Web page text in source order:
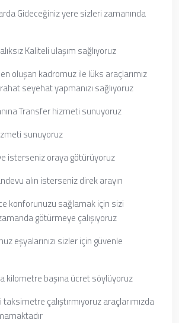
Gideceğiniz yere sizleri zamanında
Kaliteli ulaşım sağlıyoruz
oluşan kadromuz ile lüks araçlarımız
seyehat yapmanızı sağlıyoruz
Transfer hizmeti sunuyoruz
sunuyoruz
isterseniz oraya götürüyoruz
alın isterseniz direk arayın
konforunuzu sağlamak için sizi
götürmeye çalışıyoruz
eşyalarınızı sizler için güvenle
kilometre başına ücret söylüyoruz
çalıştırmıyoruz araçlarımızda